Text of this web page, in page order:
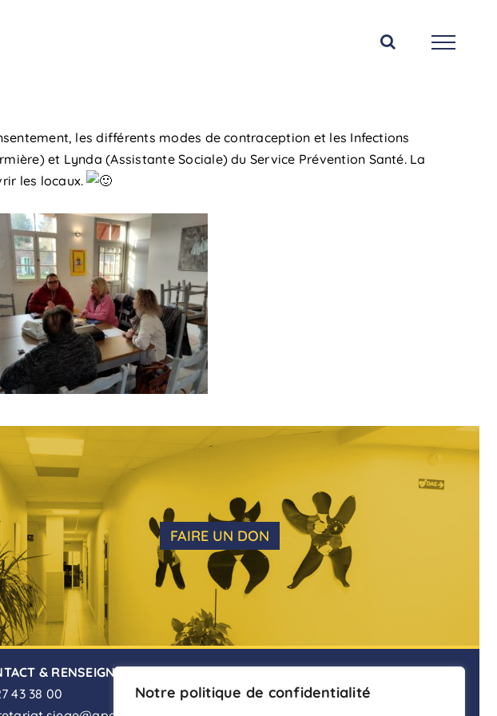
Notre politique de confidentialité
les différents modes de contraception et les Infections
et Lynda (Assistante Sociale) du Service Prévention Santé. La
les locaux.
FAIRE UN DON
& RENSEIGNEMENTS
43 38 00
ADHÉSION